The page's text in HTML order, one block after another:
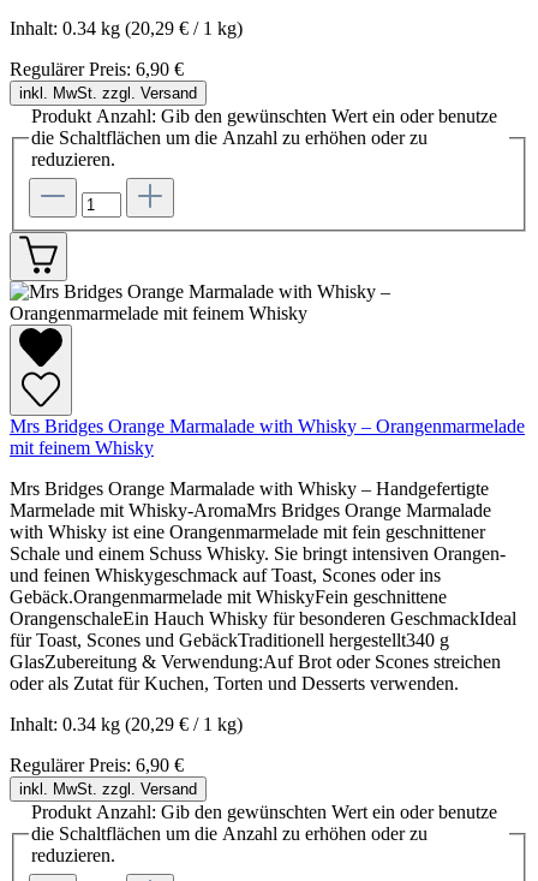
Inhalt: 0.34 kg (20,29 € / 1 kg)
Regulärer Preis: 6,90 €
inkl. MwSt. zzgl. Versand
Produkt Anzahl: Gib den gewünschten Wert ein oder benutze
die Schaltflächen um die Anzahl zu erhöhen oder zu
reduzieren.
Mrs Bridges Orange Marmalade with Whisky – Orangenmarmelade
mit feinem Whisky
Mrs Bridges Orange Marmalade with Whisky – Handgefertigte
Marmelade mit Whisky-AromaMrs Bridges Orange Marmalade
with Whisky ist eine Orangenmarmelade mit fein geschnittener
Schale und einem Schuss Whisky. Sie bringt intensiven Orangen-
und feinen Whiskygeschmack auf Toast, Scones oder ins
Gebäck.Orangenmarmelade mit WhiskyFein geschnittene
OrangenschaleEin Hauch Whisky für besonderen GeschmackIdeal
für Toast, Scones und GebäckTraditionell hergestellt340 g
GlasZubereitung & Verwendung:Auf Brot oder Scones streichen
oder als Zutat für Kuchen, Torten und Desserts verwenden.
Inhalt: 0.34 kg (20,29 € / 1 kg)
Regulärer Preis: 6,90 €
inkl. MwSt. zzgl. Versand
Produkt Anzahl: Gib den gewünschten Wert ein oder benutze
die Schaltflächen um die Anzahl zu erhöhen oder zu
reduzieren.